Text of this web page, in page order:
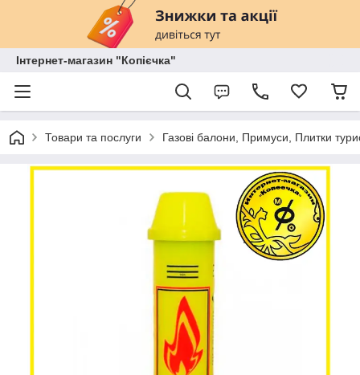
Інтернет-магазин "Копієчка"
Товари та послуги Газові балони, Примуси, Плитки